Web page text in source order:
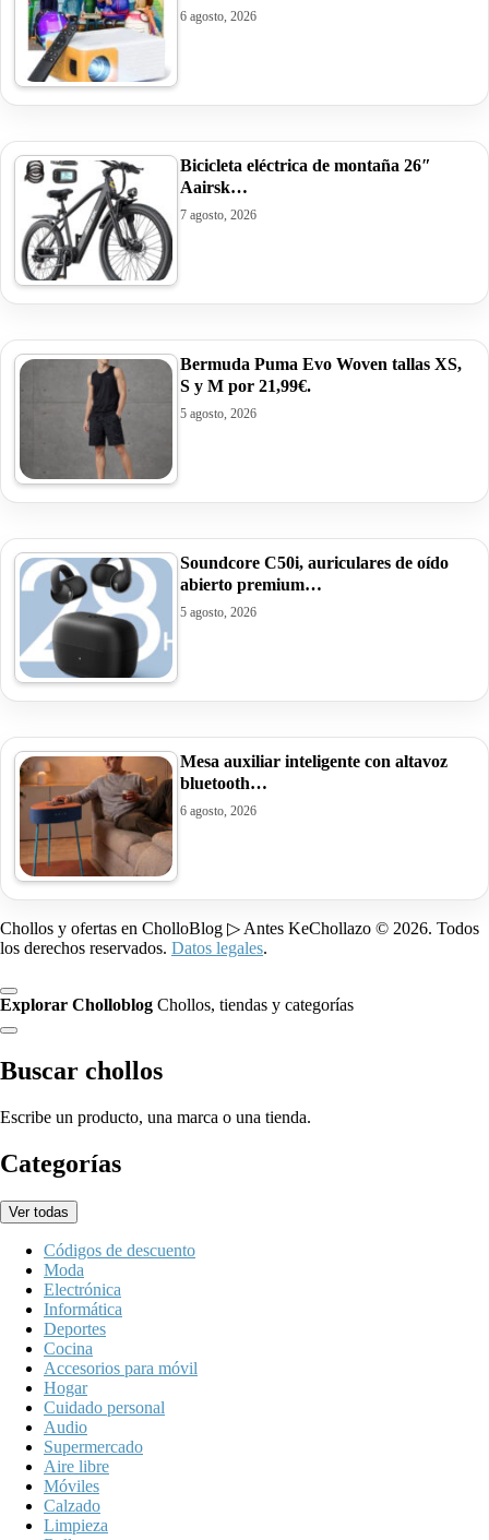
6 agosto, 2026
Bicicleta eléctrica de montaña 26″
Aairsk…
7 agosto, 2026
Bermuda Puma Evo Woven tallas XS,
S y M por 21,99€.
5 agosto, 2026
Soundcore C50i, auriculares de oído
abierto premium…
5 agosto, 2026
Mesa auxiliar inteligente con altavoz
bluetooth…
6 agosto, 2026
Chollos y ofertas en CholloBlog ▷ Antes KeChollazo © 2026. Todos
los derechos reservados. Datos legales.
Explorar Cholloblog Chollos, tiendas y categorías
Buscar chollos
Escribe un producto, una marca o una tienda.
Categorías
Ver todas
Códigos de descuento
Moda
Electrónica
Informática
Deportes
Cocina
Accesorios para móvil
Hogar
Cuidado personal
Audio
Supermercado
Aire libre
Móviles
Calzado
Limpieza